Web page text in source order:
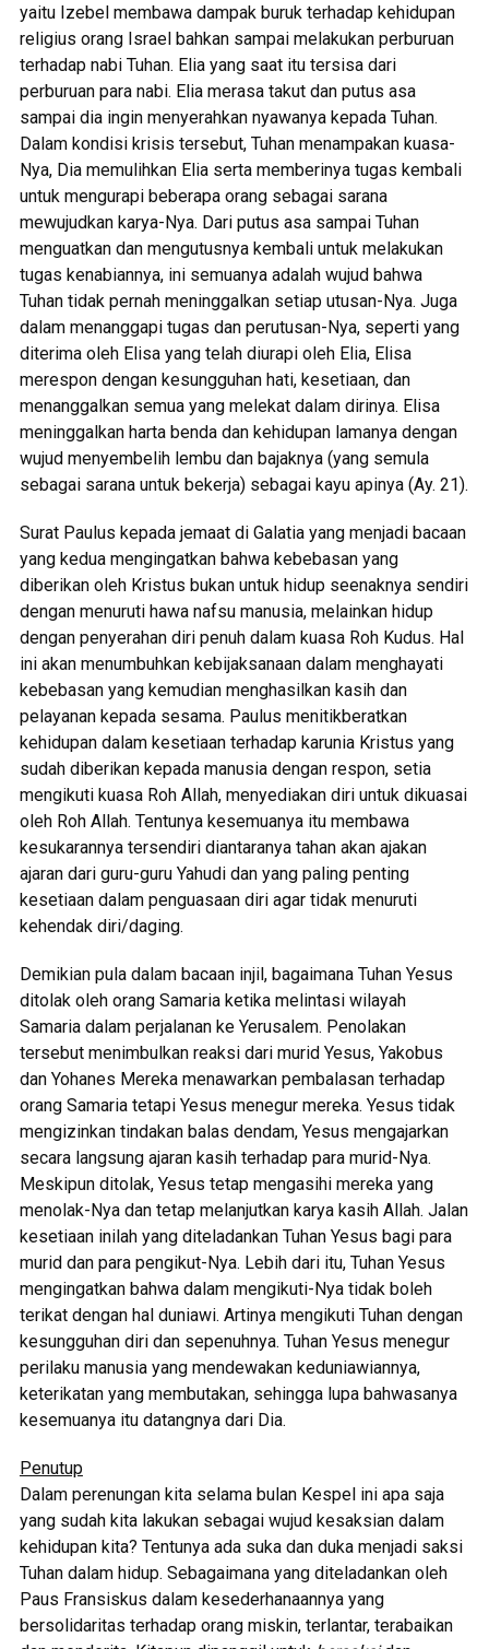
yaitu Izebel membawa dampak buruk terhadap kehidupan
religius orang Israel bahkan sampai melakukan perburuan
terhadap nabi Tuhan. Elia yang saat itu tersisa dari
perburuan para nabi. Elia merasa takut dan putus asa
sampai dia ingin menyerahkan nyawanya kepada Tuhan.
Dalam kondisi krisis tersebut, Tuhan menampakan kuasa-
Nya, Dia memulihkan Elia serta memberinya tugas kembali
untuk mengurapi beberapa orang sebagai sarana
mewujudkan karya-Nya. Dari putus asa sampai Tuhan
menguatkan dan mengutusnya kembali untuk melakukan
tugas kenabiannya, ini semuanya adalah wujud bahwa
Tuhan tidak pernah meninggalkan setiap utusan-Nya. Juga
dalam menanggapi tugas dan perutusan-Nya, seperti yang
diterima oleh Elisa yang telah diurapi oleh Elia, Elisa
merespon dengan kesungguhan hati, kesetiaan, dan
menanggalkan semua yang melekat dalam dirinya. Elisa
meninggalkan harta benda dan kehidupan lamanya dengan
wujud menyembelih lembu dan bajaknya (yang semula
sebagai sarana untuk bekerja) sebagai kayu apinya (Ay. 21).
Surat Paulus kepada jemaat di Galatia yang menjadi bacaan
yang kedua mengingatkan bahwa kebebasan yang
diberikan oleh Kristus bukan untuk hidup seenaknya sendiri
dengan menuruti hawa nafsu manusia, melainkan hidup
dengan penyerahan diri penuh dalam kuasa Roh Kudus. Hal
ini akan menumbuhkan kebijaksanaan dalam menghayati
kebebasan yang kemudian menghasilkan kasih dan
pelayanan kepada sesama. Paulus menitikberatkan
kehidupan dalam kesetiaan terhadap karunia Kristus yang
sudah diberikan kepada manusia dengan respon, setia
mengikuti kuasa Roh Allah, menyediakan diri untuk dikuasai
oleh Roh Allah. Tentunya kesemuanya itu membawa
kesukarannya tersendiri diantaranya tahan akan ajakan
ajaran dari guru-guru Yahudi dan yang paling penting
kesetiaan dalam penguasaan diri agar tidak menuruti
kehendak diri/daging.
Demikian pula dalam bacaan injil, bagaimana Tuhan Yesus
ditolak oleh orang Samaria ketika melintasi wilayah
Samaria dalam perjalanan ke Yerusalem. Penolakan
tersebut menimbulkan reaksi dari murid Yesus, Yakobus
dan Yohanes Mereka menawarkan pembalasan terhadap
orang Samaria tetapi Yesus menegur mereka. Yesus tidak
mengizinkan tindakan balas dendam, Yesus mengajarkan
secara langsung ajaran kasih terhadap para murid-Nya.
Meskipun ditolak, Yesus tetap mengasihi mereka yang
menolak-Nya dan tetap melanjutkan karya kasih Allah. Jalan
kesetiaan inilah yang diteladankan Tuhan Yesus bagi para
murid dan para pengikut-Nya. Lebih dari itu, Tuhan Yesus
mengingatkan bahwa dalam mengikuti-Nya tidak boleh
terikat dengan hal duniawi. Artinya mengikuti Tuhan dengan
kesungguhan diri dan sepenuhnya. Tuhan Yesus menegur
perilaku manusia yang mendewakan keduniawiannya,
keterikatan yang membutakan, sehingga lupa bahwasanya
kesemuanya itu datangnya dari Dia.
Penutup
Dalam perenungan kita selama bulan Kespel ini apa saja
yang sudah kita lakukan sebagai wujud kesaksian dalam
kehidupan kita? Tentunya ada suka dan duka menjadi saksi
Tuhan dalam hidup. Sebagaimana yang diteladankan oleh
Paus Fransiskus dalam kesederhanaannya yang
bersolidaritas terhadap orang miskin, terlantar, terabaikan